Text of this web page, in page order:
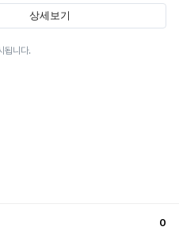
상세보기
됩니다.
0